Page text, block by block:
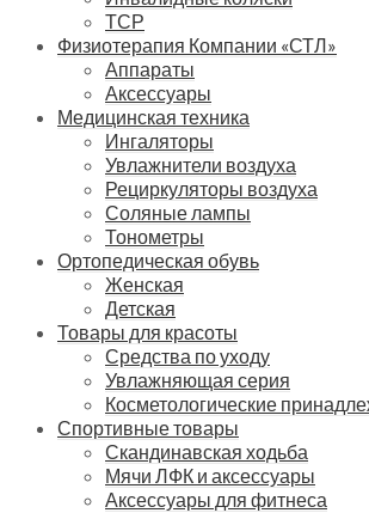
ТСР
Физиотерапия Компании «СТЛ»
Аппараты
Аксессуары
Медицинская техника
Ингаляторы
Увлажнители воздуха
Рециркуляторы воздуха
Соляные лампы
Тонометры
Ортопедическая обувь
Женская
Детская
Товары для красоты
Средства по уходу
Увлажняющая серия
Косметологические
Спортивные товары
Скандинавская ходьба
Мячи ЛФК и аксессуары
Аксессуары для фитнеса